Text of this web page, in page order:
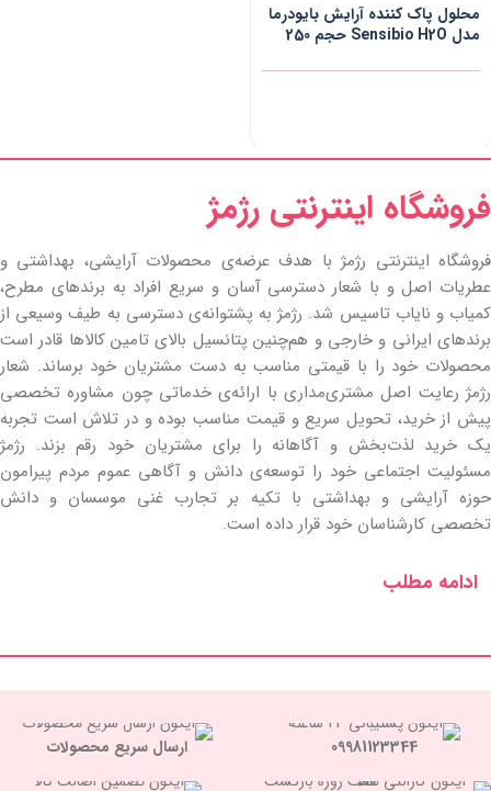
محلول پاک کننده آرایش بایودرما
مدل Sensibio H2O حجم 250
فروشگاه اینترنتی رژمژ​
فروشگاه اینترنتی رژمژ با هدف عرضه‌ی محصولات آرایشی، بهداشتی و
عطریات اصل و با شعار دسترسی آسان و سریع افراد به برندهای مطرح،
کمیاب و نایاب تاسیس شد. رژمژ به پشتوانه‌ی دسترسی به طیف وسیعی از
برندهای ایرانی و خارجی و هم‌چنین پتانسیل بالای تامین کالاها قادر است
محصولات خود را با قیمتی مناسب به دست مشتریان خود برساند. شعار
رژمژ رعایت اصل مشتری‌مداری با ارائه‌ی خدماتی چون مشاوره تخصصی
پیش از خرید، تحویل سریع و قیمت مناسب بوده و در تلاش است تجربه
یک خرید لذت‌بخش و آگاهانه را برای مشتریان خود رقم بزند. رژمژ
مسئولیت اجتماعی خود را توسعه‌ی دانش و آگاهی عموم مردم پیرامون
حوزه آرایشی و بهداشتی با تکیه بر تجارب غنی موسسان و دانش
تخصصی کارشناسان خود قرار داده است.
ادامه مطلب
09981123344 ارسال سریع محصولات